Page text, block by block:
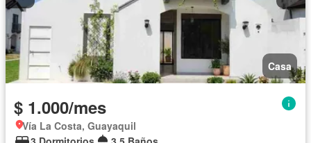
Casa
$ 1.000/mes
Vía La Costa, Guayaquil